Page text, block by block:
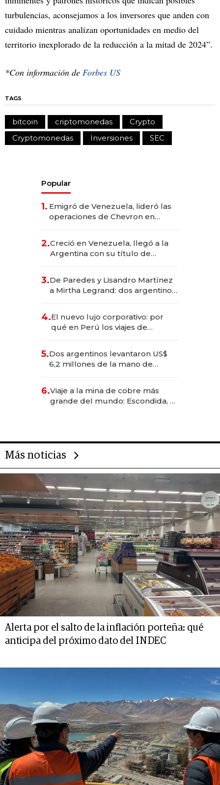
turbulencias, aconsejamos a los inversores que anden con
cuidado mientras analizan oportunidades en medio del
territorio inexplorado de la reducción a la mitad de 2024”.
*Con información de Forbes US
TAGS
bitcoin criptomonedas
Crypto
Cryptomonedas
Inversiones SEC
Popular
1. Emigró de Venezuela, lideró las
operaciones de Chevron en
2.Creció en Venezuela, llegó a la
Argentina con su título de
las marcas "fast premium"
3.De Paredes y Lisandro Martínez
a Mirtha Legrand: dos argentinos
4.El nuevo lujo corporativo: por
qué en Perú los viajes de
para convertirse en experiencias
transformadoras
5.Dos argentinos levantaron US$
6,2 millones de la mano de
6.Viaje a la mina de cobre más
grande del mundo: Escondida, el
Más noticias
Alerta por el salto de la inflación porteña: qué
anticipa del próximo dato del INDEC